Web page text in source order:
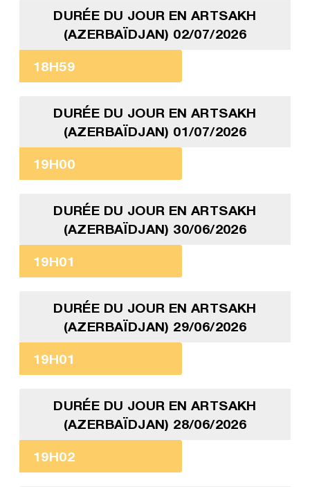
DURÉE DU JOUR EN ARTSAKH
(AZERBAÏDJAN) 02/07/2026
18H59
DURÉE DU JOUR EN ARTSAKH
(AZERBAÏDJAN) 01/07/2026
19H00
DURÉE DU JOUR EN ARTSAKH
(AZERBAÏDJAN) 30/06/2026
19H01
DURÉE DU JOUR EN ARTSAKH
(AZERBAÏDJAN) 29/06/2026
19H01
DURÉE DU JOUR EN ARTSAKH
(AZERBAÏDJAN) 28/06/2026
19H02